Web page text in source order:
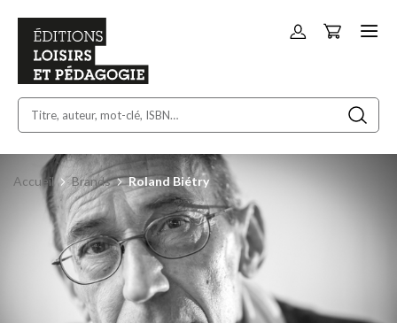
Allez
Panier
Accueil Brands Roland Biétry